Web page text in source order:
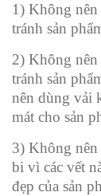
1) Không nên
tránh sản
2) Không nên
tránh sản
nên dùng vải
mát cho sản
3) Không
bi vì các vết
đẹp của sản